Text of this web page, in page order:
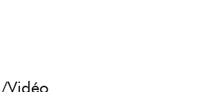
Vidéo